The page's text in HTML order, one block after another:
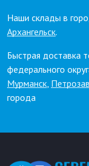
Наши склады в
Архангельск.
Быстрая доставка
федерального
Мурманск,
города